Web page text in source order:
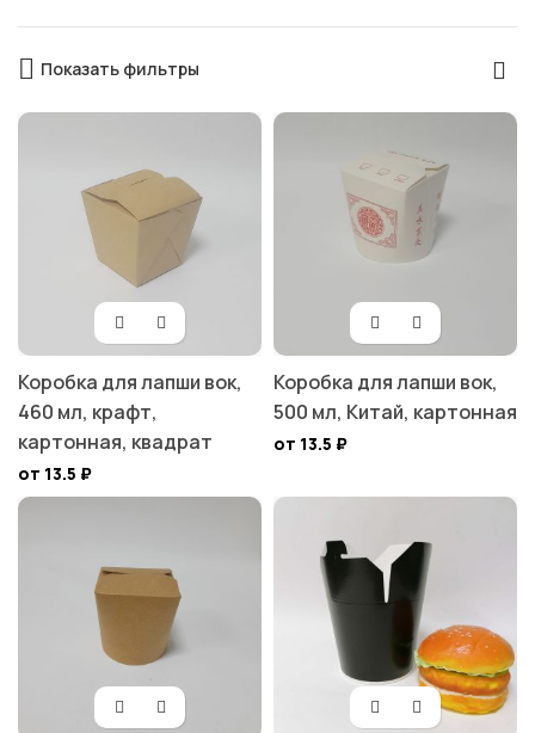
Показать фильтры
Коробка для лапши вок,
460 мл, крафт,
картонная, квадрат
от 13.5 ₽
Коробка для лапши вок,
500 мл, Китай, картонная
от 13.5 ₽